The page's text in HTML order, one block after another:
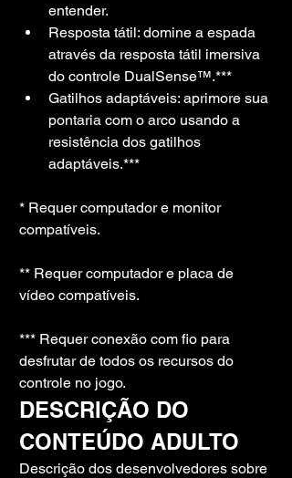
entender.
Resposta tátil: domine a espada
através da resposta tátil imersiva
do controle DualSense™.***
Gatilhos adaptáveis: aprimore sua
pontaria com o arco usando a
resistência dos gatilhos
adaptáveis.***
* Requer computador e monitor
compatíveis.
** Requer computador e placa de
vídeo compatíveis.
*** Requer conexão com fio para
desfrutar de todos os recursos do
controle no jogo.
DESCRIÇÃO DO
CONTEÚDO ADULTO
Descrição dos desenvolvedores sobre